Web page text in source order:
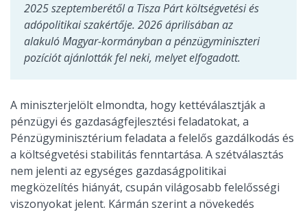
2025 szeptemberétől a Tisza Párt költségvetési és
adópolitikai szakértője. 2026 áprilisában az
alakuló Magyar-kormányban a pénzügyminiszteri
pozíciót ajánlották fel neki, melyet elfogadott.
A miniszterjelölt elmondta, hogy kettéválasztják a
pénzügyi és gazdaságfejlesztési feladatokat, a
Pénzügyminisztérium feladata a felelős gazdálkodás és
a költségvetési stabilitás fenntartása. A szétválasztás
nem jelenti az egységes gazdaságpolitikai
megközelítés hiányát, csupán világosabb felelősségi
viszonyokat jelent. Kármán szerint a növekedés